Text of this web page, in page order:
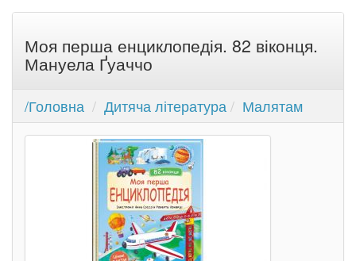
Моя перша енциклопедія. 82 віконця.
Мануела Ґуаччо
/Головна Дитяча література Малятам